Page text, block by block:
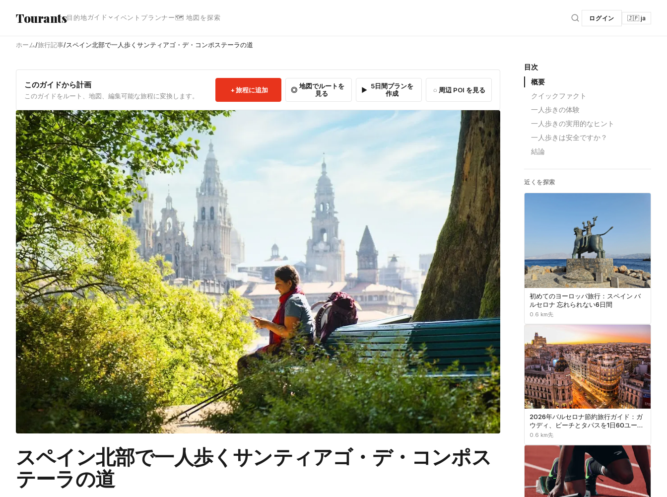
Tourants目的地ガイド イベント プランナー🗺 地図を探索 ログイン 🇯🇵 ja
ホーム/旅行記事/スペイン北部で一人歩くサンティアゴ・デ・コンポステーラの道
このガイドから計画
このガイドをルート、地図、編集可能な旅程に変換します。
旅程に追加
地図でルートを
見る
5日間プランを
作成
周辺 POI を見る
スペイン北部で一人歩くサンティアゴ・デ・コンポス
テーラの道
目次
概要
クイックファクト
一人歩きの体験
一人歩きの実用的なヒント
一人歩きは安全ですか？
結論
近くを探索
初めてのヨーロッパ旅行：スペイン バ
ルセロナ 忘れられない6日間
0.6 km先
2026年バルセロナ節約旅行ガイド：ガ
ウディ、ビーチとタパスを1日60ユーロ
以下で
0.6 km先